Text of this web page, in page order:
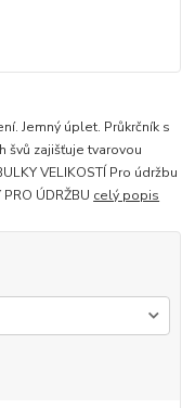
Jemný úplet. Průkrčník s
švů zajišťuje tvarovou
VELIKOSTÍ Pro údržbu
ÚDRŽBU celý popis